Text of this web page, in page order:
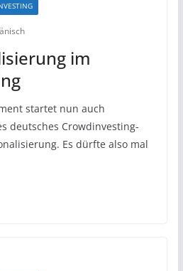
im
startet nun auch
deutsches Crowdinvesting-
Es dürfte also mal